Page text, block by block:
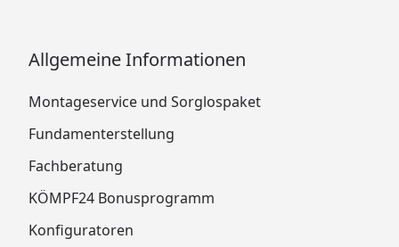
Allgemeine Informationen
Montageservice und Sorglospaket
Fundamenterstellung
Fachberatung
KÖMPF24 Bonusprogramm
Konfiguratoren